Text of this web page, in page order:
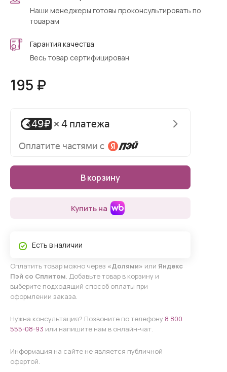
Наши менеджеры готовы проконсультировать по
товарам
Гарантия качества
Весь товар сертифицирован
195 ₽
В корзину
Купить на
Есть в наличии
Оплатить товар можно через «Долями» или Яндекс
Пэй со Сплитом. Добавьте товар в корзину и
выберите подходящий способ оплаты при
оформлении заказа.
Нужна консультация? Позвоните по телефону 8 800
555-08-93 или напишите нам в онлайн-чат.
Информация на сайте не является публичной
офертой.